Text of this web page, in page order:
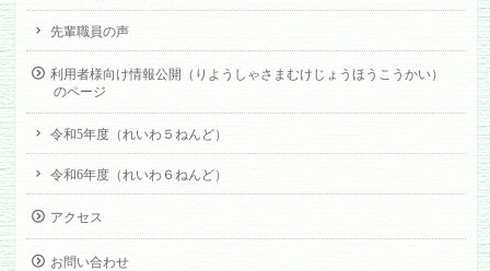
先輩職員の声
利用者様向け情報公開（りようしゃさまむけじょうほうこうかい）
のページ
令和5年度（れいわ５ねんど）
令和6年度（れいわ６ねんど）
アクセス
お問い合わせ